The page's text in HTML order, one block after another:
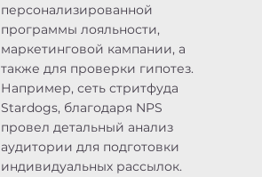
персонализированной
программы лояльности,
маркетинговой кампании, а
также для проверки гипотез.
Например, сеть стритфуда
Stardogs, благодаря NPS
провел детальный анализ
аудитории для подготовки
индивидуальных рассылок.